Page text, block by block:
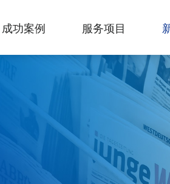
成功案例 服务项目